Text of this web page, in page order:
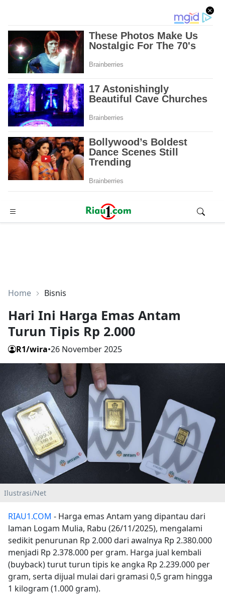
Advertisement
Home Bisnis
Hari Ini Harga Emas Antam
Turun Tipis Rp 2.000
R1/wira•26 November 2025
Ilustrasi/Net
RIAU1.COM - Harga emas Antam yang dipantau dari
laman Logam Mulia, Rabu (26/11/2025), mengalami
sedikit penurunan Rp 2.000 dari awalnya Rp 2.380.000
menjadi Rp 2.378.000 per gram. Harga jual kembali
(buyback) turut turun tipis ke angka Rp 2.239.000 per
gram, serta dijual mulai dari gramasi 0,5 gram hingga
1 kilogram (1.000 gram).